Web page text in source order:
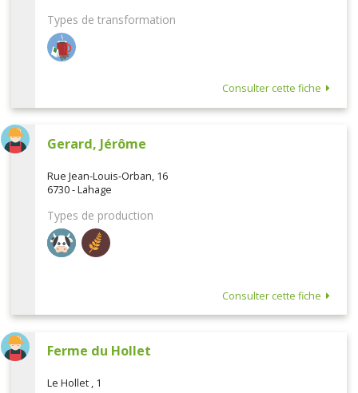
Types de transformation
Consulter cette fiche
Gerard, Jérôme
Rue Jean-Louis-Orban, 16
6730 - Lahage
Types de production
Consulter cette fiche
Ferme du Hollet
Le Hollet , 1